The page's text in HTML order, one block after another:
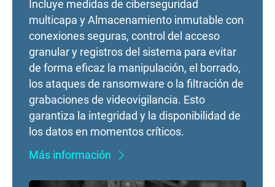
Incluye medidas de ciberseguridad
multicapa y Almacenamiento inmutable con
conexiones seguras, control del acceso
granular y registros del sistema para evitar
de forma eficaz la manipulación, el borrado,
los ataques de ransomware o la filtración de
grabaciones de videovigilancia. Esto
garantiza la integridad y la disponibilidad de
los datos en momentos críticos.
Más información